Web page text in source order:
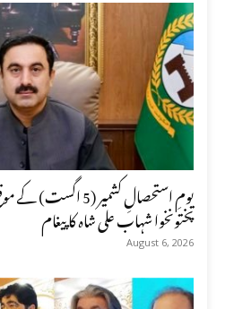
یومِ استحصالِ کشمیر
پختونخوا شہاب علی شاہ کا پیغام
August 6, 2026